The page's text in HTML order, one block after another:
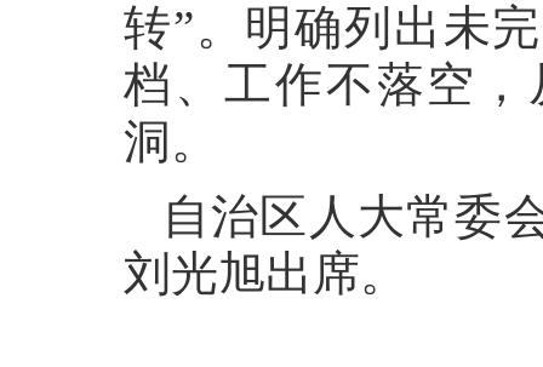
转”。明确列出未
档、工作不落空
洞。
自治区人大常委
刘光旭出席。